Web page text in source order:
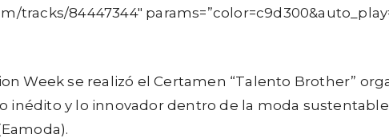
tracks/84447344″
Week se realizó el Certamen “Talento Brother”
inédito y lo innovador dentro de la moda